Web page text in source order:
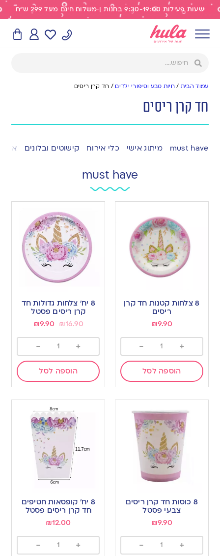
שעות פעילות 9:30-19:00 בחנות | משלוח חינם מעל 299 ש"ח
עמוד הבית /חיות טבע וסיפורי ילדים / חד קרן ריסים
חד קרן ריסים
must have מיתוג אישי כלי אירוח קישוטים ובלונים
must have
8 צלחות קטנות חד קרן
ריסים
₪9.90
+
-
הוספה לסל
8 יח’ צלחות גדולות חד
קרן ריסים פסטל
₪16.90
₪9.90
+
-
הוספה לסל
8 כוסות חד קרן ריסים
צבעי פסטל
₪9.90
+
-
8 יח’ קופסאות חטיפים
חד קרן ריסים פסטל
₪12.00
+
-